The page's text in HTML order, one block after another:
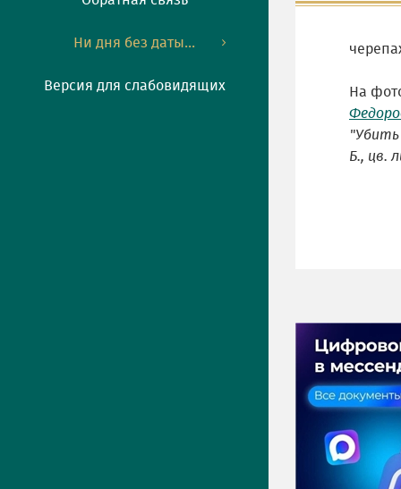
Ни дня без даты...
Версия для слабовидящих
На
"Убить
Б., цв.